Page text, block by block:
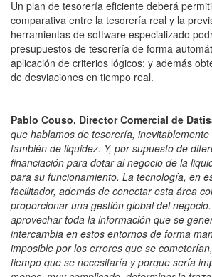
Un plan de tesorería eficiente deberá
comparativa entre la tesorería real y la
herramientas de software especializado
presupuestos de tesorería de forma
aplicación de criterios lógicos; y además
de desviaciones en tiempo real.
Pablo Couso, Director Comercial de
que hablamos de tesorería,
también de liquidez. Y, por supuesto de
financiación para dotar al negocio de la
para su funcionamiento. La tecnología, en
facilitador, además de conectar esta área
proporcionar una gestión global del
aprovechar toda la información que se
intercambia en estos entornos de forma
imposible por los errores que se
tiempo que se necesitaría y porque sería